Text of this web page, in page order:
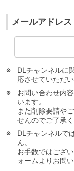
メールアドレス
DLチャンネルに
応させていただ
お問い合わせ内
います。
また削除要請や
せんのでご了承く
DLチャンネルで
ん。
お手数ではござ
ォームよりお問